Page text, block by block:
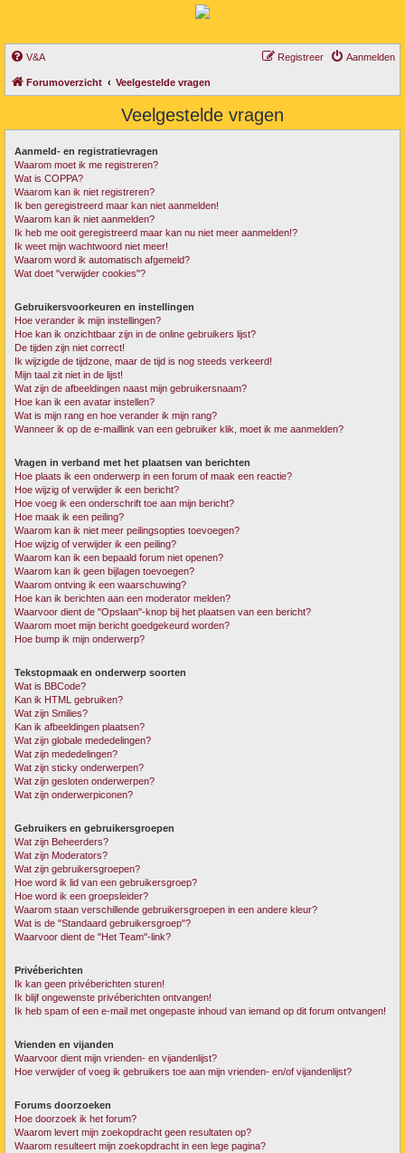
V&A Aanmelden
Registreer
Forumoverzicht Veelgestelde vragen
Veelgestelde vragen
Aanmeld- en registratievragen
Waarom moet ik me registreren?
Wat is COPPA?
Waarom kan ik niet registreren?
Ik ben geregistreerd maar kan niet aanmelden!
Waarom kan ik niet aanmelden?
Ik heb me ooit geregistreerd maar kan nu niet meer aanmelden!?
Ik weet mijn wachtwoord niet meer!
Waarom word ik automatisch afgemeld?
Wat doet "verwijder cookies"?
Gebruikersvoorkeuren en instellingen
Hoe verander ik mijn instellingen?
Hoe kan ik onzichtbaar zijn in de online gebruikers lijst?
De tijden zijn niet correct!
Ik wijzigde de tijdzone, maar de tijd is nog steeds verkeerd!
Mijn taal zit niet in de lijst!
Wat zijn de afbeeldingen naast mijn gebruikersnaam?
Hoe kan ik een avatar instellen?
Wat is mijn rang en hoe verander ik mijn rang?
Wanneer ik op de e-maillink van een gebruiker klik, moet ik me aanmelden?
Vragen in verband met het plaatsen van berichten
Hoe plaats ik een onderwerp in een forum of maak een reactie?
Hoe wijzig of verwijder ik een bericht?
Hoe voeg ik een onderschrift toe aan mijn bericht?
Hoe maak ik een peiling?
Waarom kan ik niet meer peilingsopties toevoegen?
Hoe wijzig of verwijder ik een peiling?
Waarom kan ik een bepaald forum niet openen?
Waarom kan ik geen bijlagen toevoegen?
Waarom ontving ik een waarschuwing?
Hoe kan ik berichten aan een moderator melden?
Waarvoor dient de "Opslaan"-knop bij het plaatsen van een bericht?
Waarom moet mijn bericht goedgekeurd worden?
Hoe bump ik mijn onderwerp?
Tekstopmaak en onderwerp soorten
Wat is BBCode?
Kan ik HTML gebruiken?
Wat zijn Smilies?
Kan ik afbeeldingen plaatsen?
Wat zijn globale mededelingen?
Wat zijn mededelingen?
Wat zijn sticky onderwerpen?
Wat zijn gesloten onderwerpen?
Wat zijn onderwerpiconen?
Gebruikers en gebruikersgroepen
Wat zijn Beheerders?
Wat zijn Moderators?
Wat zijn gebruikersgroepen?
Hoe word ik lid van een gebruikersgroep?
Hoe word ik een groepsleider?
Waarom staan verschillende gebruikersgroepen in een andere kleur?
Wat is de "Standaard gebruikersgroep"?
Waarvoor dient de "Het Team"-link?
Privéberichten
Ik kan geen privéberichten sturen!
Ik blijf ongewenste privéberichten ontvangen!
Ik heb spam of een e-mail met ongepaste inhoud van iemand op dit forum ontvangen!
Vrienden en vijanden
Waarvoor dient mijn vrienden- en vijandenlijst?
Hoe verwijder of voeg ik gebruikers toe aan mijn vrienden- en/of vijandenlijst?
Forums doorzoeken
Hoe doorzoek ik het forum?
Waarom levert mijn zoekopdracht geen resultaten op?
Waarom resulteert mijn zoekopdracht in een lege pagina?